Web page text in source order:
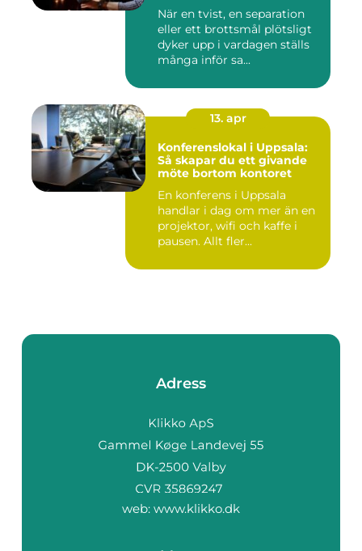
När en tvist, en separation
eller ett brottsmål plötsligt
dyker upp i vardagen ställs
många inför sa...
13. apr
Konferenslokal i Uppsala:
Så skapar du ett givande
möte bortom kontoret
En konferens i Uppsala
handlar i dag om mer än en
projektor, wifi och kaffe i
pausen. Allt fler...
Adress
web: www.klikko.dk